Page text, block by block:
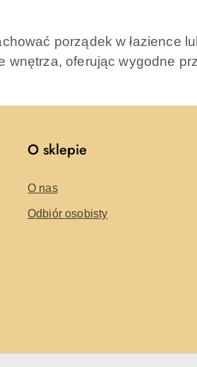
porządek w łazience
wnętrza, oferując wygodne
O sklepie
O nas
Odbiór osobisty